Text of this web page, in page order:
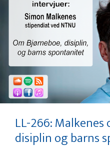
LL-266: Malkenes
disiplin og barns